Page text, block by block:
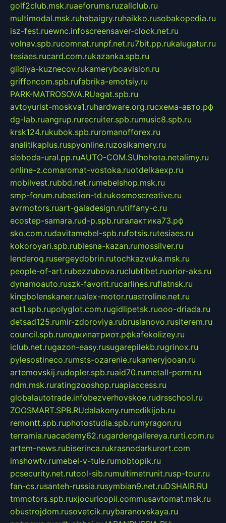
golf2club.msk.ruaeforums.ruzallclub.ru
multimodal.msk.ruhabaigry.ruhaikko.rusobakopedia.ru
isz-fest.ruewnc.infoscreensaver-clock.net.ru
volnav.spb.rucomnat.runpf.net.ru7bit.pp.rukalugatur.ru
tesiaes.rucard.com.rukazanka.spb.ru
gildiya-kuznecov.rukameryboavision.ru
griffoncom.spb.rufabrika-emotsiy.ru
PARK-MATROSOVA.RUagat.spb.ru
avtoyurist-moskva1.ruhardware.org.ruсхема-авто.рф
dg-lab.ruangrup.rurecruiter.spb.rumusic8.spb.ru
krsk124.rukubok.spb.ruromanofforex.ru
analitikaplus.ruspyonline.ruzosikamery.ru
sloboda-ural.pp.ruAUTO-COM.SUhohota.netalimy.ru
online-z.comaromat-vostoka.ruotdelkaexp.ru
mobilvest.rubbd.net.rumebelshop.msk.ru
smp-forum.rubastion-td.rukosmoscreative.ru
avrmotors.ruart-galadesign.rutiffany-c.ru
ecostep-samara.rud-p.spb.ruгалактика73.рф
sko.com.rudavitamebel-spb.rufotsis.rutesiaes.ru
kokoroyari.spb.rublesna-kazan.rumossilver.ru
lenderoq.rusergeydobrin.rutochkazvuka.msk.ru
people-of-art.rubezzubova.ruclubtibet.ruorior-aks.ru
dynamoauto.ruszk-favorit.rucarlines.ruflatnsk.ru
kingbolenskaner.rualex-motor.ruastroline.net.ru
act1.spb.rupolyglot.com.rugidlipetsk.ruooo-driada.ru
detsad125.rumir-zdoroviya.rubruslanovo.rusiterem.ru
council.spb.ruлодкипатриот.рфkafekolizey.ru
iclub.net.rugazon-easy.rusugarepilekb.rugrinox.ru
pylesostineco.rumsts-ozarenie.rukameryjooan.ru
artemovskij.rudopler.spb.ruaid70.rumetall-perm.ru
ndm.msk.ruratingzooshop.ruapiaccess.ru
globalautotrade.infobezverhovskoe.rudrsschool.ru
ZOOSMART.SPB.RUdalakony.rumedikijob.ru
remontt.spb.ruphotostudia.spb.rumyragon.ru
terramia.ruacademy62.rugardengallereya.rurti.com.ru
artem-news.rubiserinca.rukrasnodarkurort.com
imshowtv.rumebel-v-tule.rumobtopik.ru
pcsecurity.net.rutool-sib.rumultimetrunit.rusp-tour.ru
fan-cs.rusanteh-russia.rusymbian9.net.ruDSHAIR.RU
tmmotors.spb.ruxjocuricopii.commusavtomat.msk.ru
obustrojdom.rusovetcik.ruybaranovskaya.ru